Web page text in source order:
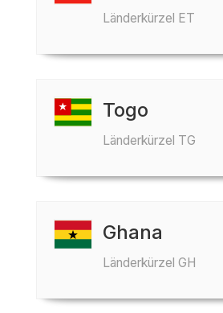
Länderkürzel ET
Togo
Länderkürzel TG
Ghana
Länderkürzel GH